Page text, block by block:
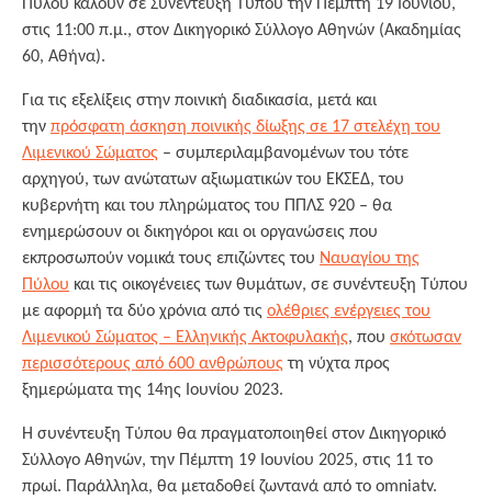
Πύλου καλούν σε Συνέντευξη Τύπου την Πέμπτη 19 Ιουνίου,
στις 11:00 π.μ., στον Δικηγορικό Σύλλογο Αθηνών (Ακαδημίας
60, Αθήνα).
Για τις εξελίξεις στην ποινική διαδικασία, μετά και
την πρόσφατη άσκηση ποινικής δίωξης σε 17 στελέχη του
Λιμενικού Σώματος – συμπεριλαμβανομένων του τότε
αρχηγού, των ανώτατων αξιωματικών του ΕΚΣΕΔ, του
κυβερνήτη και του πληρώματος του ΠΠΛΣ 920 – θα
ενημερώσουν οι δικηγόροι και οι οργανώσεις που
εκπροσωπούν νομικά τους επιζώντες του Ναυαγίου της
Πύλου και τις οικογένειες των θυμάτων, σε συνέντευξη Τύπου
με αφορμή τα δύο χρόνια από τις ολέθριες ενέργειες του
Λιμενικού Σώματος – Ελληνικής Ακτοφυλακής, που σκότωσαν
περισσότερους από 600 ανθρώπουςτη νύχτα προς
ξημερώματα της 14ης Ιουνίου 2023.
Η συνέντευξη Τύπου θα πραγματοποιηθεί στον Δικηγορικό
Σύλλογο Αθηνών, την Πέμπτη 19 Ιουνίου 2025, στις 11 το
πρωί. Παράλληλα, θα μεταδοθεί ζωντανά από το omniatv.